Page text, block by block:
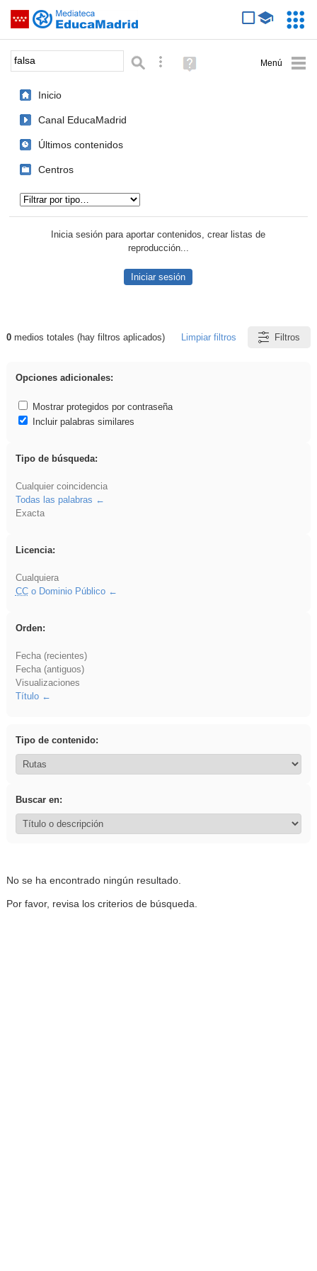
Saltar navegación
Palabra o frase: Búsqueda avanzada
Ayuda
(en
Inicio
Canal EducaMadrid
Últimos contenidos
Centros
Inicia sesión para aportar contenidos, crear listas de
reproducción...
Iniciar sesión
Resultados de: falsa
0medios totales (hay filtros aplicados) Limpiar filtros Filtros
Opciones adicionales:
Mostrar protegidos por contraseña
Incluir palabras similares
Tipo de búsqueda:
Cualquier coincidencia
Todas las palabras
Exacta
Licencia:
Cualquiera
CCo Dominio Público
Orden:
Fecha (recientes)
Fecha (antiguos)
Visualizaciones
Título
Tipo de contenido:
Buscar en:
No se ha encontrado ningún resultado.
Por favor, revisa los criterios de búsqueda.